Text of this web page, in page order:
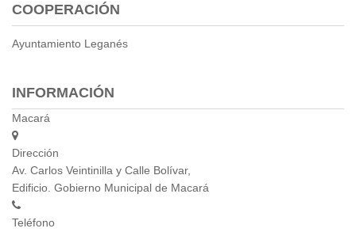
COOPERACIÓN
Ayuntamiento Leganés
INFORMACIÓN
Macará
Dirección
Av. Carlos Veintinilla y Calle Bolívar,
Edificio. Gobierno Municipal de Macará
Teléfono